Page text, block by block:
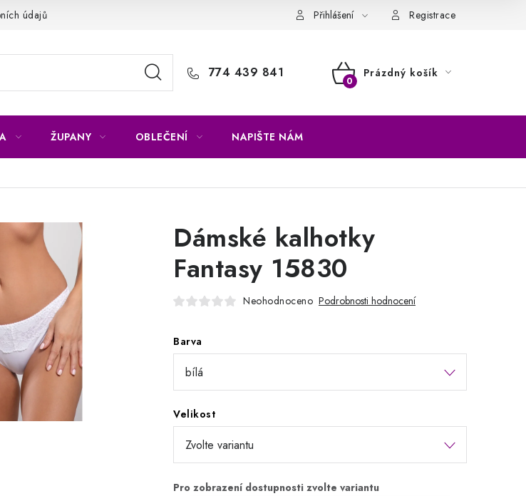
údajů Přihlášení Registrace
774 439 841
NÁKUPNÍ
Prázdný košík
ŽUPANY OBLEČENÍ NAPIŠTE NÁM
Dámské kalhotky
Fantasy 15830
Neohodnoceno Podrobnosti hodnocení
Barva
Velikost